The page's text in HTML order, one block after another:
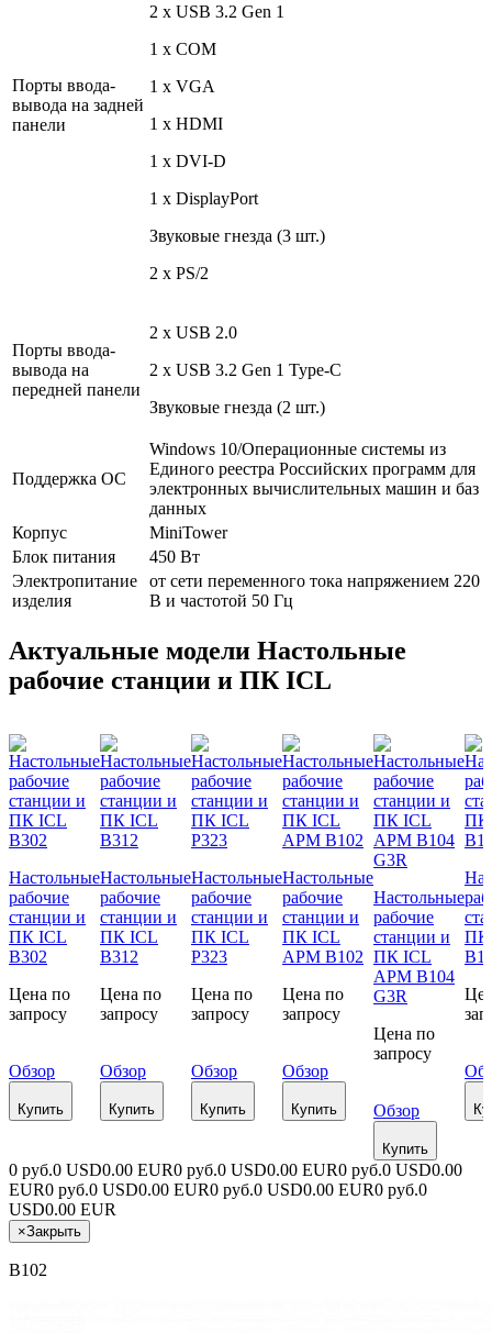
Порты ввода-
вывода на задней
панели
2 x USB 3.2 Gen 1
1 x COM
1 x VGA
1 x HDMI
1 x DVI-D
1 x DisplayPort
Звуковые гнезда (3 шт.)
2 x PS/2
Порты ввода-
вывода на
передней панели
2 x USB 2.0
2 x USB 3.2 Gen 1 Type-C
Звуковые гнезда (2 шт.)
Поддержка ОС
Windows 10/Операционные системы из
Единого реестра Российских программ для
электронных вычислительных машин и баз
данных
Корпус
MiniTower
Блок питания
450 Вт
Электропитание
изделия
от сети переменного тока напряжением 220
В и частотой 50 Гц
Актуальные модели Настольные
рабочие станции и ПК ICL
Настольные
рабочие
станции и
ПК ICL
B302
Цена по
запросу
Обзор
Купить
Настольные
рабочие
станции и
ПК ICL
B312
Цена по
запросу
Обзор
Купить
Настольные
рабочие
станции и
ПК ICL
P323
Цена по
запросу
Обзор
Купить
Настольные
рабочие
станции и
ПК ICL
АРМ B102
Цена по
запросу
Обзор
Купить
Настольные
рабочие
станции и
ПК ICL
АРМ B104
G3R
Цена по
запросу
Обзор
Купить
ПК
0 руб.0 USD0.00 EUR0 руб.0 USD0.00 EUR0 руб.0 USD0.00
EUR0 руб.0 USD0.00 EUR0 руб.0 USD0.00 EUR0 руб.0
USD0.00 EUR
×Закрыть
B102